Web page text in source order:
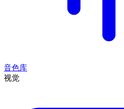
音色库
视觉